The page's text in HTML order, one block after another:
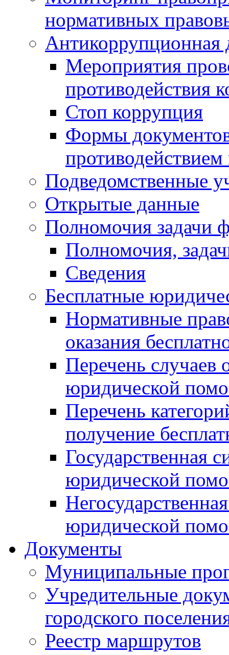
нормативных
Антикоррупционная
Мероприятия
противодействия
Стоп коррупция
Формы
Подведомственные
Открытые данные
Полномочия задачи
Полномочия,
Сведения
Бесплатные
Нормативные
оказания
Перечень случаев
юридической
Перечень
получение
Государственная
юридической
юридической
Документы
Муниципальные
Учредительные
городского
Реестр маршрутов